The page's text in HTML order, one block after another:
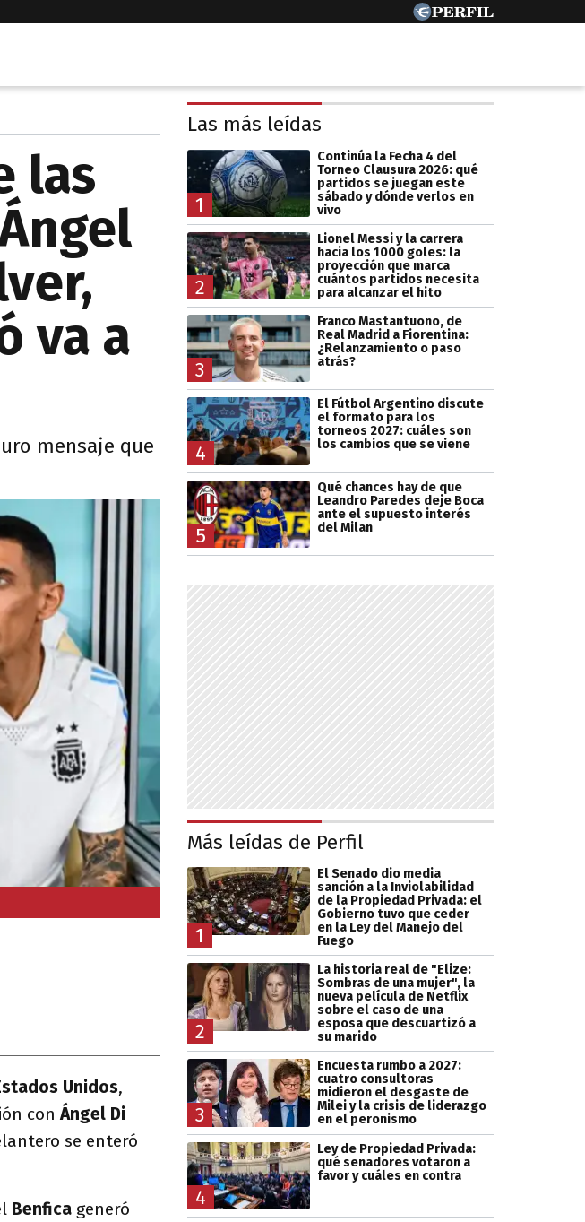
las
va a
mensaje que
Unidos,
conÁngel Di
se enteró
Benfica generó
Las más leídas
1
Continúa la Fecha 4 del
Torneo Clausura 2026: qué
partidos se juegan este
sábado y dónde verlos en
vivo
2
Lionel Messi y la carrera
hacia los 1000 goles: la
proyección que marca
cuántos partidos necesita
para alcanzar el hito
3
Franco Mastantuono, de
Real Madrid a Fiorentina:
¿Relanzamiento o paso
atrás?
4
El Fútbol Argentino discute
el formato para los
torneos 2027: cuáles son
los cambios que se viene
5
Qué chances hay de que
Leandro Paredes deje Boca
ante el supuesto interés
del Milan
Más leídas de Perfil
1
El Senado dio media
sanción a la Inviolabilidad
de la Propiedad Privada: el
Gobierno tuvo que ceder
en la Ley del Manejo del
Fuego
2
La historia real de "Elize:
Sombras de una mujer", la
nueva película de Netflix
sobre el caso de una
esposa que descuartizó a
su marido
3
Encuesta rumbo a 2027:
cuatro consultoras
midieron el desgaste de
Milei y la crisis de liderazgo
en el peronismo
4
Ley de Propiedad Privada:
qué senadores votaron a
favor y cuáles en contra